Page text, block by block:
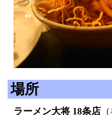
場所
ラーメン大将 18条店 （